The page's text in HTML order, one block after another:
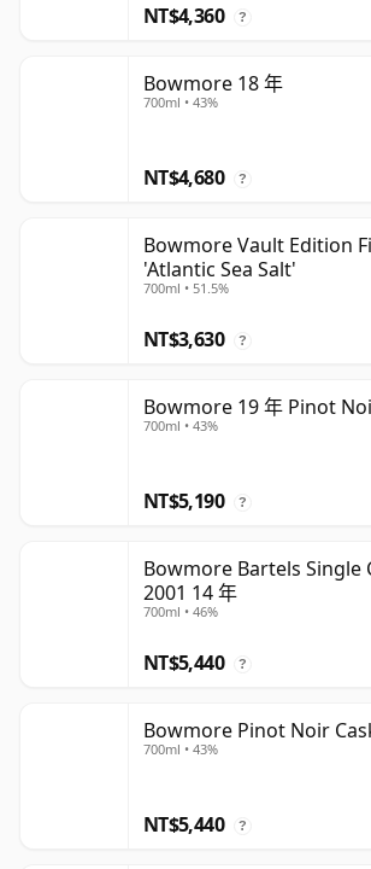
NT$4,360 ?
Bowmore 18 年
700ml • 43%
NT$4,680 ?
Bowmore Vault Edition
'Atlantic Sea Salt'
700ml • 51.5%
NT$3,630 ?
Bowmore 19 年 Pinot
700ml • 43%
NT$5,190 ?
Bowmore Bartels Single
2001 14 年
700ml • 46%
NT$5,440 ?
Bowmore Pinot Noir
700ml • 43%
NT$5,440 ?